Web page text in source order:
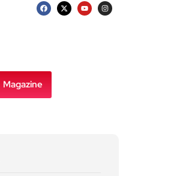
Magazine